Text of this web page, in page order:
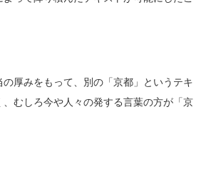
厚みをもって、別の「京都」というテキ
むしろ今や人々の発する言葉の方が「京